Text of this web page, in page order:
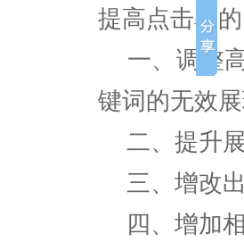
提高点击率的
一、调整
键词的无效
二、提升
三、增改出
四、增加相